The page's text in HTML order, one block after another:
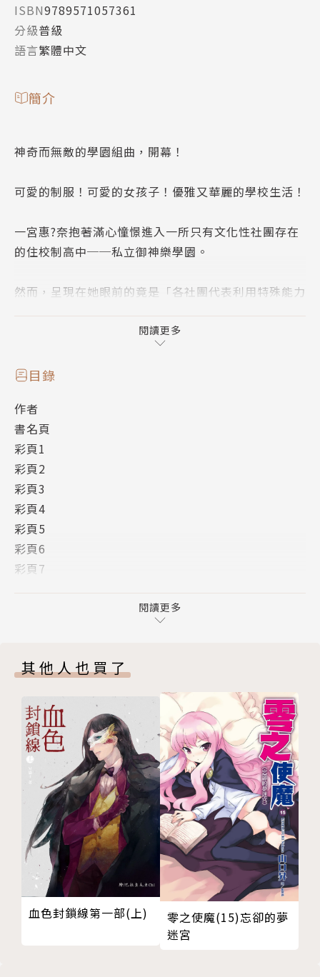
ISBN9789571057361
分級普級
語言繁體中文
簡介
神奇而無敵的學園組曲，開幕！
可愛的制服！可愛的女孩子！優雅又華麗的學校生活！
一宮惠?奈抱著滿心憧憬進入一所只有文化性社團存在
的住校制高中──私立御神樂學園。
然而，呈現在她眼前的竟是「各社團代表利用特殊能力
在NICONICO動畫網站上活躍的人氣創作家Last Not
e.的親筆小說！
情緒滿點的社團系學園超能力戰鬥物語（自稱）隆重登
場！
▍作者簡介
Last Note.
o）』是什麼？」的時候，我非常得意地回答：Sa→砂
糖（Satou）！Si→醬油（Siyouyu）！Se→祖先（S
enzo）代代傳承下來的祕方！So→外面（Soto）買
來的小菜！Su→Su……刺、刺激感（Surir
u）！？……結果對方的結論就是：「你絕對不准做
菜！」怎麼會這樣！
譯註：正確應該是砂糖（Satou）、鹽（Sio）、醋
（Su）、醬油（Seuyu）、味噌（Miso）
閱讀更多
目錄
作者
書名頁
彩頁1
彩頁2
彩頁3
彩頁4
彩頁5
彩頁6
彩頁7
第二樂章 一步、兩步、龍捲風
第四樂章 放學後stride
版權頁
閱讀更多
其他人也買了
血色封鎖線第一部(上)
零之使魔(15)忘卻的夢
迷宮